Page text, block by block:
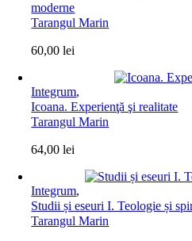
moderne
Tarangul Marin
60,00lei
Integrum,
Icoana. Experienţă şi realitate
Tarangul Marin
64,00lei
Integrum,
Studii și eseuri I. Teologie și
Tarangul Marin